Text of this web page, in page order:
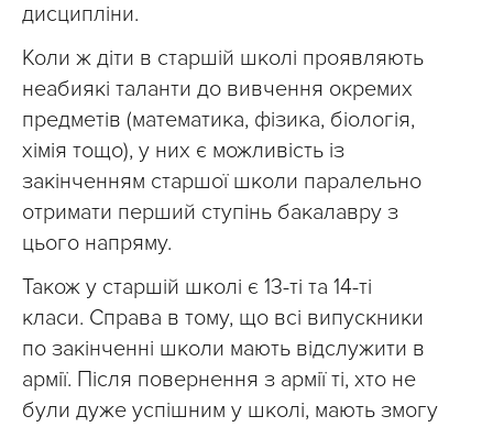
дисципліни.
Коли ж діти в старшій школі проявляють
неабиякі таланти до вивчення окремих
предметів (математика, фізика, біологія,
хімія тощо), у них є можливість із
закінченням старшої школи паралельно
отримати перший ступінь бакалавру з
цього напряму.
Також у старшій школі є 13-ті та 14-ті
класи. Справа в тому, що всі випускники
по закінченні школи мають відслужити в
армії. Після повернення з армії ті, хто не
були дуже успішним у школі, мають змогу